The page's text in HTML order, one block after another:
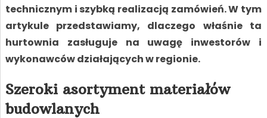
technicznym i szybką realizacją zamówień. W tym
artykule przedstawiamy, dlaczego właśnie ta
hurtownia zasługuje na uwagę inwestorów i
wykonawców działających w regionie.
Szeroki asortyment materiałów
budowlanych